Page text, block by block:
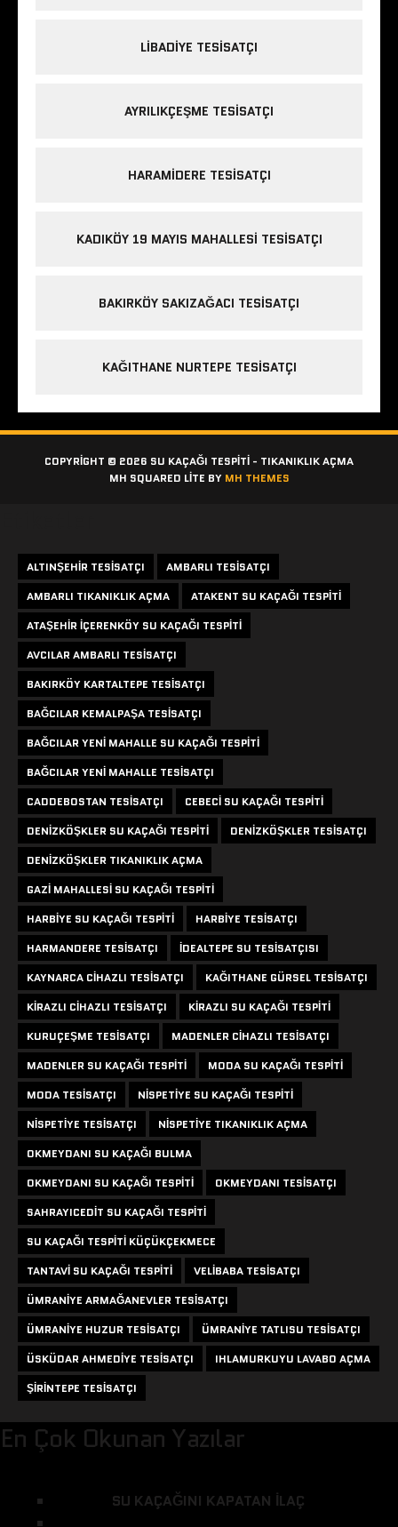
LIBADIYE TESISATÇI
AYRILIKÇEŞME TESISATÇI
HARAMIDERE TESISATÇI
KADIKÖY 19 MAYIS MAHALLESI TESISATÇI
BAKIRKÖY SAKIZAĞACI TESISATÇI
KAĞITHANE NURTEPE TESISATÇI
COPYRIGHT © 2026 SU KAÇAĞI TESPITI - TIKANIKLIK AÇMA
MH SQUARED LITE BY MH THEMES
ALTINŞEHIR TESISATÇI
AMBARLI TESISATÇI
AMBARLI TIKANIKLIK AÇMA
ATAKENT SU KAÇAĞI TESPITI
ATAŞEHIR IÇERENKÖY SU KAÇAĞI TESPITI
AVCILAR AMBARLI TESISATÇI
BAKIRKÖY KARTALTEPE TESISATÇI
BAĞCILAR KEMALPAŞA TESISATÇI
BAĞCILAR YENI MAHALLE SU KAÇAĞI TESPITI
BAĞCILAR YENI MAHALLE TESISATÇI
CADDEBOSTAN TESISATÇI
CEBECI SU KAÇAĞI TESPITI
DENIZKÖŞKLER SU KAÇAĞI TESPITI
DENIZKÖŞKLER TESISATÇI
DENIZKÖŞKLER TIKANIKLIK AÇMA
GAZI MAHALLESI SU KAÇAĞI TESPITI
HARBIYE SU KAÇAĞI TESPITI
HARBIYE TESISATÇI
HARMANDERE TESISATÇI
IDEALTEPE SU TESISATÇISI
KAYNARCA CIHAZLI TESISATÇI
KAĞITHANE GÜRSEL TESISATÇI
KIRAZLI CIHAZLI TESISATÇI
KIRAZLI SU KAÇAĞI TESPITI
KURUÇEŞME TESISATÇI
MADENLER CIHAZLI TESISATÇI
MADENLER SU KAÇAĞI TESPITI
MODA SU KAÇAĞI TESPITI
MODA TESISATÇI
NISPETIYE SU KAÇAĞI TESPITI
NISPETIYE TESISATÇI
NISPETIYE TIKANIKLIK AÇMA
OKMEYDANI SU KAÇAĞI BULMA
OKMEYDANI SU KAÇAĞI TESPITI
OKMEYDANI TESISATÇI
SAHRAYICEDIT SU KAÇAĞI TESPITI
SU KAÇAĞI TESPITI KÜÇÜKÇEKMECE
TANTAVI SU KAÇAĞI TESPITI
VELIBABA TESISATÇI
ÜMRANIYE ARMAĞANEVLER TESISATÇI
ÜMRANIYE HUZUR TESISATÇI
ÜMRANIYE TATLISU TESISATÇI
ÜSKÜDAR AHMEDIYE TESISATÇI
IHLAMURKUYU LAVABO AÇMA
ŞIRINTEPE TESISATÇI
En Çok Okunan Yazılar
SU KAÇAĞINI KAPATAN ILAÇ